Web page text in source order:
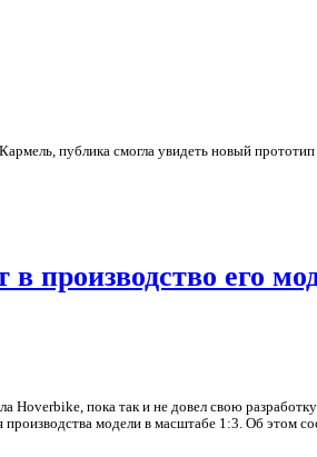
публика смогла увидеть новый
производство его
Hoverbike, пока так и не довел свою
производства модели в масштабе 1:3. Об этом